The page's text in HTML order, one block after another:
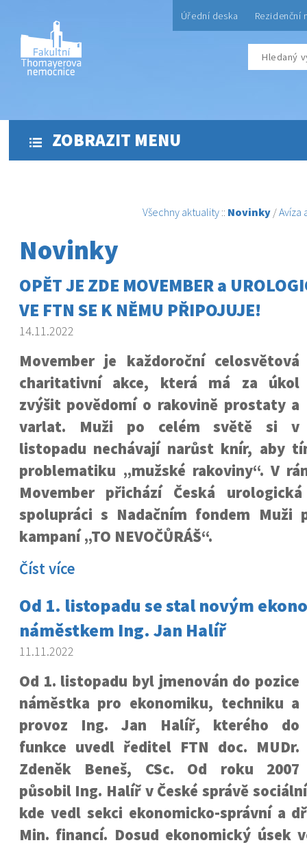
Úřední deska Rezidenční
ZOBRAZIT MENU
Všechny aktuality :: Novinky /Avíza
Novinky
OPĚT JE ZDE MOVEMBER a
VE FTN SE K NĚMU PŘIPOJUJE!
14.11.2022
Movember je každoroční celosvětová
charitativní akce, která má za úkol
zvýšit povědomí o rakovině prostaty a
varlat. Muži po celém světě si v
listopadu nechávají narůst knír, aby
problematiku „mužské rakoviny“. V
Movember přichází Česká
spolupráci s Nadačním fondem Muži
kampaní „TO NEVOČŮRÁŠ“.
Číst více
Od 1. listopadu se stal novým
náměstkem Ing. Jan Halíř
11.11.2022
Od 1. listopadu byl jmenován do pozice
náměstka pro ekonomiku, techniku a
provoz Ing. Jan Halíř, kterého do
funkce uvedl ředitel FTN doc. MUDr.
Zdeněk Beneš, CSc. Od roku 2007
působil Ing. Halíř v České správě
kde vedl sekci ekonomicko-správní a
Min. financí. Dosud ekonomický úsek